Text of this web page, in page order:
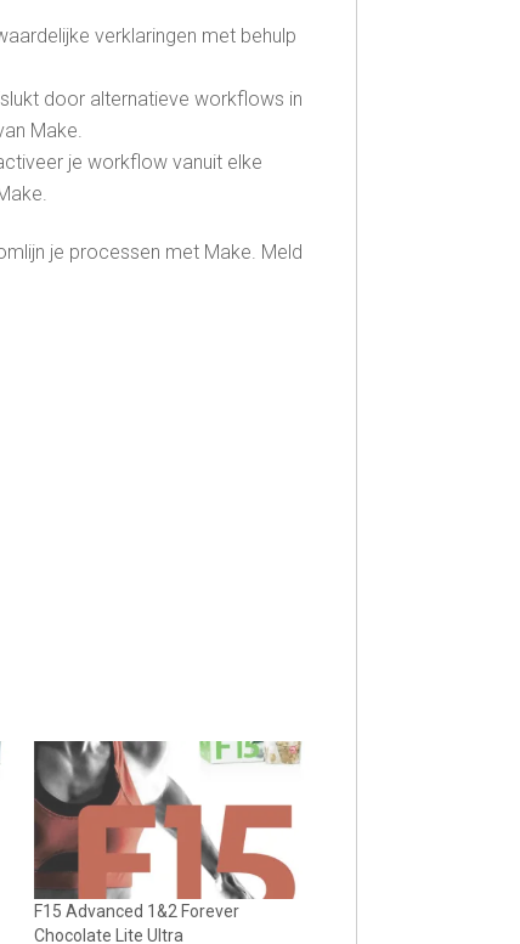
verklaringen met behulp
door alternatieve workflows in
Make.
je workflow vanuit elke
je processen met Make. Meld
F15 Advanced 1&2 Forever
Chocolate Lite Ultra